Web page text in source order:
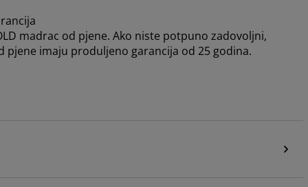
madrac od pjene. Ako niste potpuno zadovoljni,
pjene imaju produljeno garancija od 25 godina.